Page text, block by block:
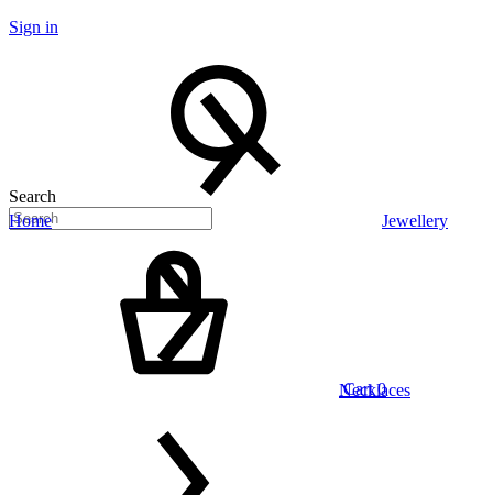
Sign in
Search
Cart 0
Home Jewellery
Necklaces